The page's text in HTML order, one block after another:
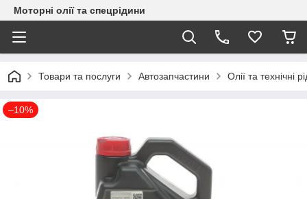
Моторні олії та спецрідини
Товари та послуги Автозапчастини Олії та технічні
–10%